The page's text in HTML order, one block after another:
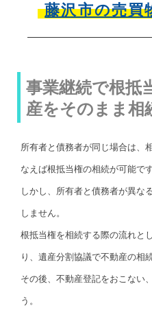
藤沢市の売買
事業継続で根抵
産をそのまま相
所有者と債務者が同じ場合は、
なえば根抵当権の相続が可能です
しかし、所有者と債務者が異な
しません。
根抵当権を相続する際の流れと
り、遺産分割協議で不動産の相
その後、不動産登記をおこない
う。